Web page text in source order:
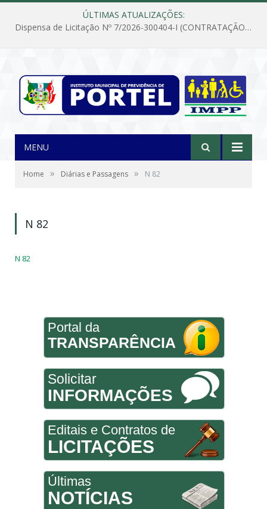
ÚLTIMAS ATUALIZAÇÕES:
Dispensa de Licitação Nº 7/2026-300404-I (CONTRATAÇÃO DE EMPRESA PARA MANUTENÇÃO E REPARAÇÃO DE APARELHOS DE AR CONDICIONADO, EM ATENDIMENTO ÀS NECESSIDADES DO INSTITUTO DE PREVIDÊNCIA MUNICIPAL DE PORTEL/PA)
MENU
Home » Diárias e Passagens » N 82
N 82
N 82
Portal da
TRANSPARÊNCIA
Solicitar
INFORMAÇÕES
Editais e Contratos de
LICITAÇÕES
Últimas
NOTÍCIAS